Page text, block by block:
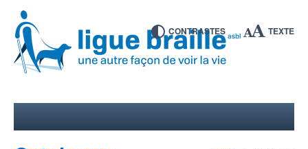
CONTRASTES TEXTE